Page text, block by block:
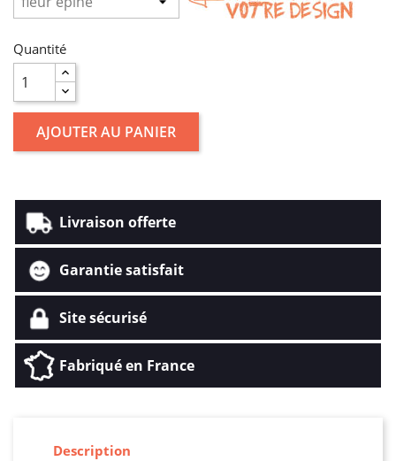
Quantité
AJOUTER AU PANIER
Livraison offerte
Garantie satisfait
Site sécurisé
Fabriqué en France
Description